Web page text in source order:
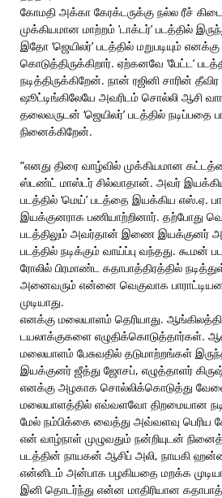
கோமதி அக்கா கேரக்டருக்கு நல்ல ரீச்
முக்கியமான மாற்றம் ’டாக்டர்’ படத்தில்
இதோ ‘ஜெயிலர்’ படத்தில் மறுபடியும் எனக்கு
கொடுத்திருக்கிறார். ஏற்கனவே ‘பேட்ட’
நடித்திருக்கிறேன். நான் ரஜினி சாரின்
ஷூட்டிங்கிலேயே அவரிடம் சொல்லி ஆசி
தலைவருடன் ‘ஜெயிலர்’ படத்தில் நடிப்பதை
நினைக்கிறேன்.
”எனது திரை வாழ்வில் முக்கியமான
ஸ்டண்ட் மாஸ்டர் சில்வாதான். அவர்
படத்தில் ‘மெய்’ படத்தை இயக்கிய
இயக்குனராக பணியாற்றினார். தற்போது
படத்திலும் அவர்தான் இணை இயக்குனர்
படத்தில் நடிக்கும் வாய்ப்பு வந்தது. கூமன்
ரோலில் பிரமாண்ட கதாபாத்திரத்தில்
அனைவரும் என்னை வெகுவாக
முடியாது.
எனக்கு மலையாளம் தெரியாது.
டயலாக்குகளை எழுதிக்கொடுத்தார்கள்.
மலையாளம் பேசுவதில் தடுமாற்றங்கள்
இயக்குனர் ஜீத்து ஜோசப், எழுத்தாளர்
எனக்கு அழகாக சொல்லிக்கொடுத்து
மலையாளத்தில் எவ்வளவோ திறமையான
மேல் நம்பிக்கை வைத்து அவ்வளவு பெரிய
என் வாழ்நாள் முழுவதும் நன்றியுடன்
படத்தின் நாயகன் ஆசிப் அலி, நாயகி
என்னிடம் அன்பாக பழகியதை மறக்க
இனி தொடர்ந்து என்ன மாதிரியான